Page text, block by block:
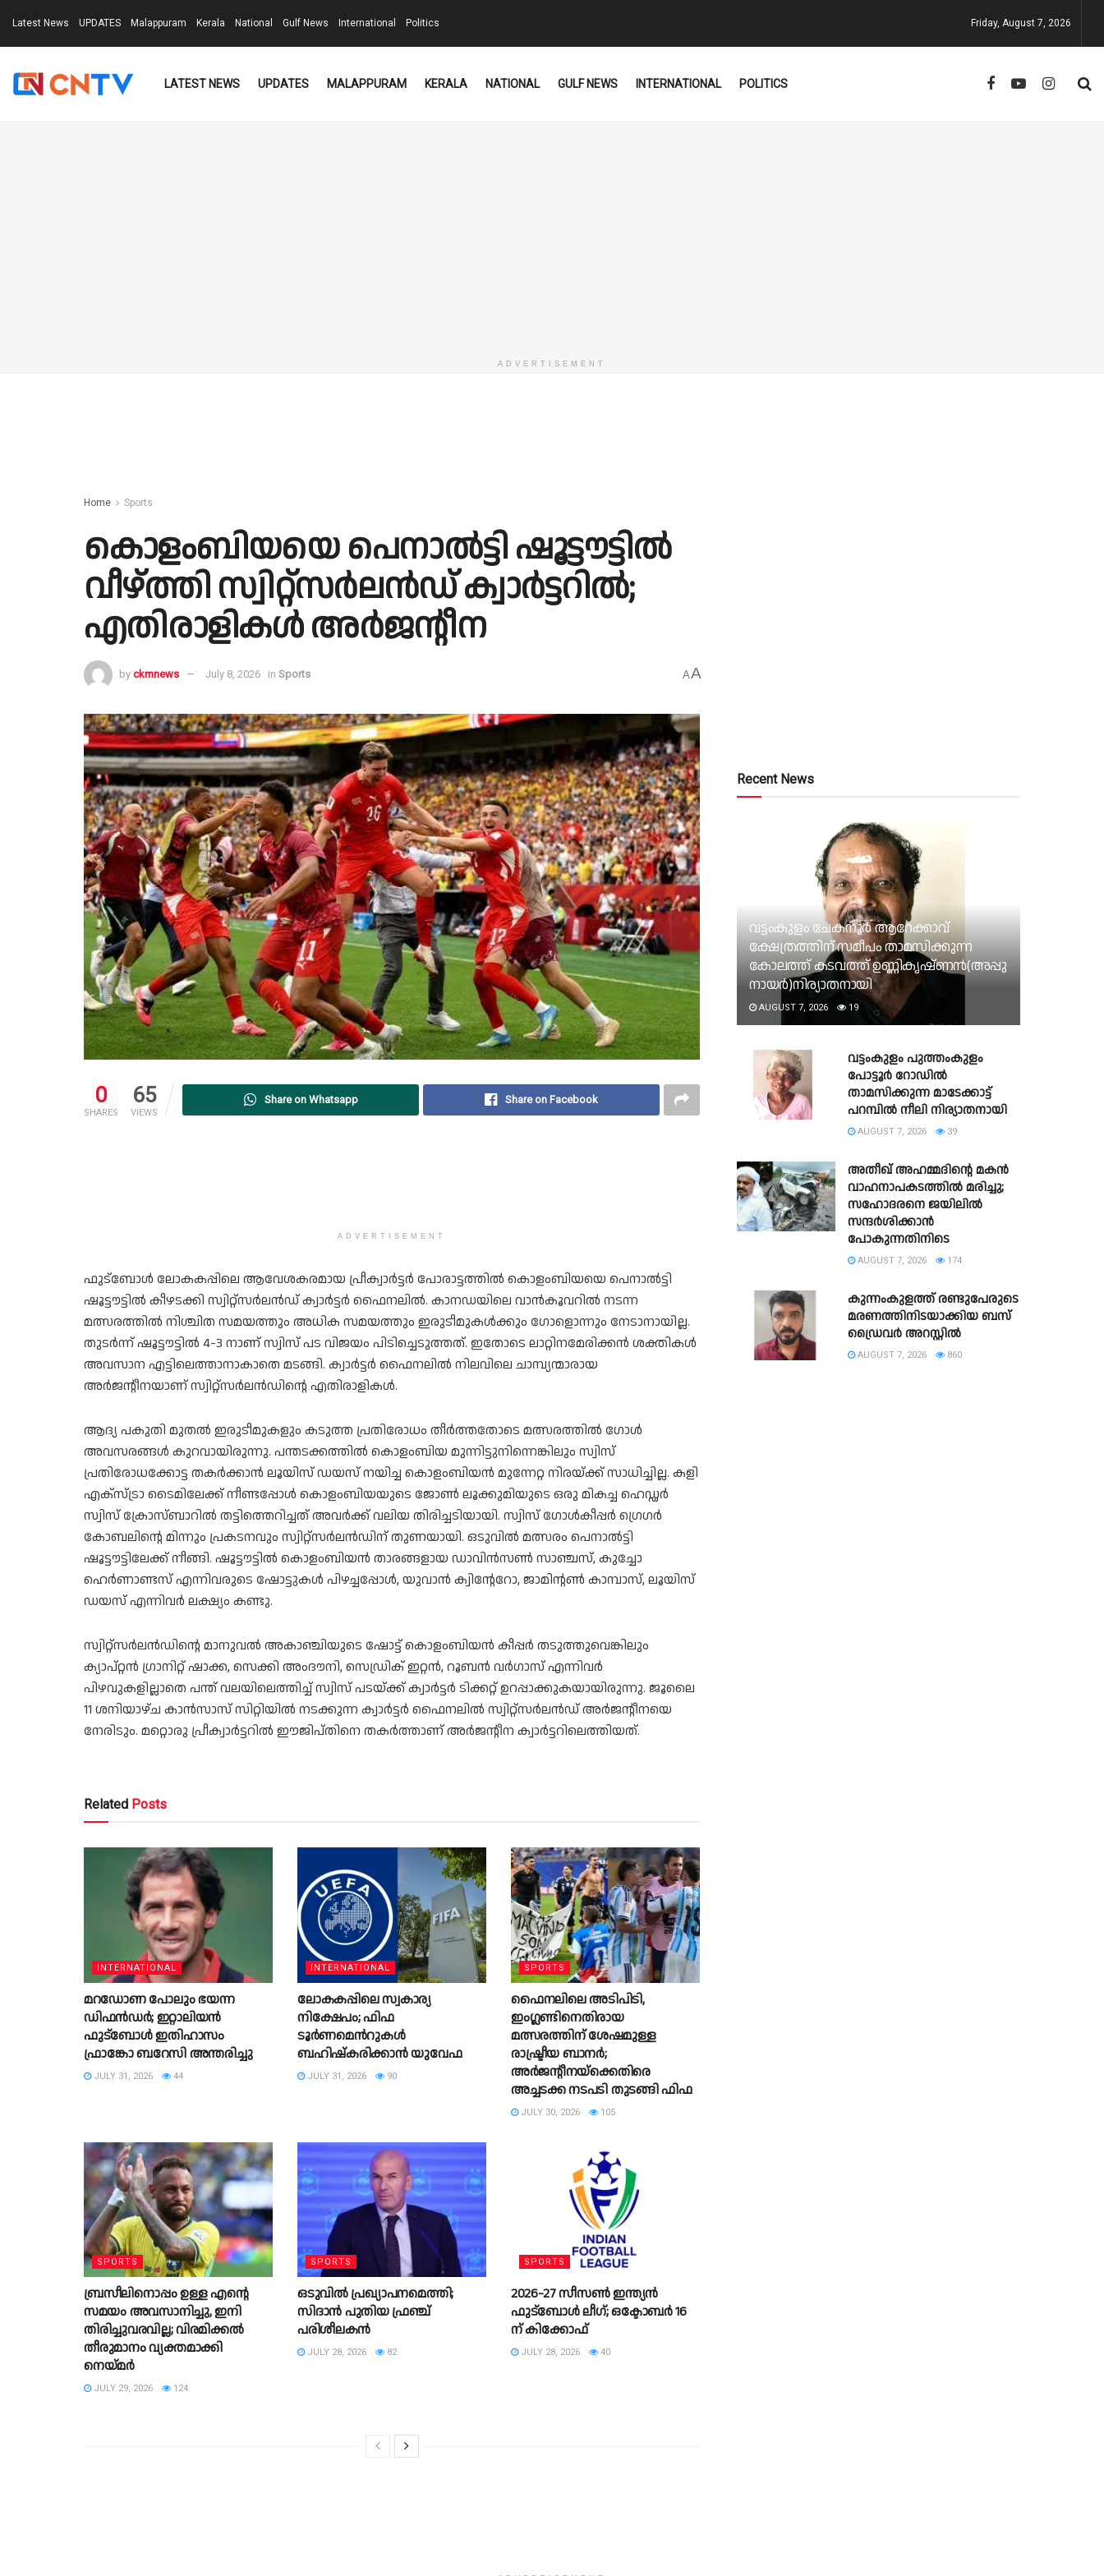
Latest News UPDATES Malappuram Kerala National Gulf News International Politics Friday, August 7, 2026
LATEST NEWS UPDATES MALAPPURAM KERALA NATIONAL GULF NEWS INTERNATIONAL POLITICS
ADVERTISEMENT
Home Sports
കൊളംബിയയെ പെനാല്‍ട്ടി ഷൂട്ടൗട്ടില്‍
വീഴ്ത്തി സ്വിറ്റ്സര്‍ലന്‍ഡ് ക്വാര്‍ട്ടറില്‍;
എതിരാളികള്‍ അര്‍ജന്റീന
by ckmnews July 8, 2026 in Sports AA
0
SHARES
65
VIEWS
Share on Whatsapp Share on Facebook
ADVERTISEMENT
ഫുട്‌ബോള്‍ ലോകകപ്പിലെ ആവേശകരമായ പ്രീക്വാര്‍ട്ടര്‍ പോരാട്ടത്തില്‍ കൊളംബിയയെ പെനാല്‍ട്ടി
ഷൂട്ടൗട്ടില്‍ കീഴടക്കി സ്വിറ്റ്സര്‍ലന്‍ഡ് ക്വാര്‍ട്ടര്‍ ഫൈനലില്‍. കാനഡയിലെ വാന്‍കൂവറില്‍ നടന്ന
മത്സരത്തില്‍ നിശ്ചിത സമയത്തും അധിക സമയത്തും ഇരുടീമുകള്‍ക്കും ഗോളൊന്നും നേടാനായില്ല.
തുടര്‍ന്ന് ഷൂട്ടൗട്ടില്‍ 4-3 നാണ് സ്വിസ് പട വിജയം പിടിച്ചെടുത്തത്. ഇതോടെ ലാറ്റിനമേരിക്കന്‍ ശക്തികള്‍
അവസാന എട്ടിലെത്താനാകാതെ മടങ്ങി. ക്വാര്‍ട്ടര്‍ ഫൈനലില്‍ നിലവിലെ ചാമ്പ്യന്മാരായ
അര്‍ജന്റീനയാണ് സ്വിറ്റ്സര്‍ലന്‍ഡിന്റെ എതിരാളികള്‍.
ആദ്യ പകുതി മുതല്‍ ഇരുടീമുകളും കടുത്ത പ്രതിരോധം തീര്‍ത്തതോടെ മത്സരത്തില്‍ ഗോള്‍
അവസരങ്ങള്‍ കുറവായിരുന്നു. പന്തടക്കത്തില്‍ കൊളംബിയ മുന്നിട്ടുനിന്നെങ്കിലും സ്വിസ്
പ്രതിരോധക്കോട്ട തകര്‍ക്കാന്‍ ലൂയിസ് ഡയസ് നയിച്ച കൊളംബിയന്‍ മുന്നേറ്റ നിരയ്ക്ക് സാധിച്ചില്ല. കളി
എക്സ്ട്രാ ടൈമിലേക്ക് നീണ്ടപ്പോള്‍ കൊളംബിയയുടെ ജോണ്‍ ലൂക്കുമിയുടെ ഒരു മികച്ച ഹെഡ്ഡര്‍
സ്വിസ് ക്രോസ്ബാറില്‍ തട്ടിത്തെറിച്ചത് അവര്‍ക്ക് വലിയ തിരിച്ചടിയായി. സ്വിസ് ഗോള്‍കീപ്പര്‍ ഗ്രെഗര്‍
കോബലിന്റെ മിന്നും പ്രകടനവും സ്വിറ്റ്സര്‍ലന്‍ഡിന് തുണയായി. ഒടുവില്‍ മത്സരം പെനാല്‍ട്ടി
ഷൂട്ടൗട്ടിലേക്ക് നീങ്ങി. ഷൂട്ടൗട്ടില്‍ കൊളംബിയന്‍ താരങ്ങളായ ഡാവിന്‍സണ്‍ സാഞ്ചസ്, കുച്ചോ
ഹെര്‍ണാണ്ടസ് എന്നിവരുടെ ഷോട്ടുകള്‍ പിഴച്ചപ്പോള്‍, യുവാന്‍ ക്വിന്റേറോ, ജാമിന്റണ്‍ കാമ്പാസ്, ലൂയിസ്
ഡയസ് എന്നിവര്‍ ലക്ഷ്യം കണ്ടു.
സ്വിറ്റ്സര്‍ലന്‍ഡിന്റെ മാനുവല്‍ അകാഞ്ചിയുടെ ഷോട്ട് കൊളംബിയന്‍ കീപ്പര്‍ തടുത്തുവെങ്കിലും
ക്യാപ്റ്റന്‍ ഗ്രാനിറ്റ് ഷാക്ക, സെക്കി അംദൗനി, സെഡ്രിക് ഇറ്റന്‍, റൂബന്‍ വര്‍ഗാസ് എന്നിവര്‍
പിഴവുകളില്ലാതെ പന്ത് വലയിലെത്തിച്ച് സ്വിസ് പടയ്ക്ക് ക്വാര്‍ട്ടര്‍ ടിക്കറ്റ് ഉറപ്പാക്കുകയായിരുന്നു. ജൂലൈ
11 ശനിയാഴ്ച കാന്‍സാസ് സിറ്റിയില്‍ നടക്കുന്ന ക്വാര്‍ട്ടര്‍ ഫൈനലില്‍ സ്വിറ്റ്സര്‍ലന്‍ഡ് അര്‍ജന്റീനയെ
നേരിടും. മറ്റൊരു പ്രീക്വാര്‍ട്ടറില്‍ ഈജിപ്തിനെ തകര്‍ത്താണ് അര്‍ജന്റീന ക്വാര്‍ട്ടറിലെത്തിയത്.
Related Posts
INTERNATIONAL
മറഡോണ പോലും ഭയന്ന
ഡിഫൻഡർ; ഇറ്റാലിയൻ
ഫുട്ബോൾ ഇതിഹാസം
ഫ്രാങ്കോ ബറേസി അന്തരിച്ചു
JULY 31, 2026 44
INTERNATIONAL
ലോകകപ്പിലെ സ്വകാര്യ
നിക്ഷേപം; ഫിഫ
ടൂർണമെന്‍റുകൾ
ബഹിഷ്‌കരിക്കാൻ യുവേഫ
JULY 31, 2026 90
SPORTS
ഫൈനലിലെ അടിപിടി,
ഇംഗ്ലണ്ടിനെതിരായ
മത്സരത്തിന് ശേഷമുള്ള
രാഷ്ട്രീയ ബാനര്‍;
അര്‍ജന്റീനയ്‌ക്കെതിരെ
അച്ചടക്ക നടപടി തുടങ്ങി ഫിഫ
JULY 30, 2026 105
SPORTS
ബ്രസീലിനൊപ്പം ഉള്ള എന്റെ
സമയം അവസാനിച്ചു, ഇനി
തിരിച്ചുവരവില്ല; വിരമിക്കല്‍
തീരുമാനം വ്യക്തമാക്കി
നെയ്മർ
JULY 29, 2026 124
SPORTS
ഒടുവിൽ പ്രഖ്യാപനമെത്തി;
സിദാൻ പുതിയ ഫ്രഞ്ച്
പരിശീലകൻ
JULY 28, 2026 82
SPORTS
2026-27 സീസൺ ഇന്ത്യൻ
ഫുട്ബോൾ ലീഗ്; ഒക്ടോബർ 16
ന് കിക്കോഫ്
JULY 28, 2026 40
Recent News
വട്ടംകുളം ചേകനൂർ ആറേക്കാവ്
ക്ഷേത്രത്തിന് സമീപം താമസിക്കുന്ന
കോലത്ത് കടവത്ത് ഉണ്ണികൃഷ്ണൻ(അപ്പു
നായർ)നിര്യാതനായി
AUGUST 7, 2026 19
വട്ടംകുളം പുത്തംകുളം
പോട്ടൂർ റോഡിൽ
താമസിക്കുന്ന മാടേക്കാട്ട്
പറമ്പിൽ നീലി നിര്യാതനായി
AUGUST 7, 2026 39
അതീഖ് അഹമ്മദിന്റെ മകൻ
വാഹനാപകടത്തിൽ മരിച്ചു;
സഹോദരനെ ജയിലിൽ
സന്ദർശിക്കാൻ
പോകുന്നതിനിടെ
AUGUST 7, 2026 174
കുന്നംകുളത്ത് രണ്ടുപേരുടെ
മരണത്തിനിടയാക്കിയ ബസ്
ഡ്രൈവർ അറസ്റ്റിൽ
AUGUST 7, 2026 860